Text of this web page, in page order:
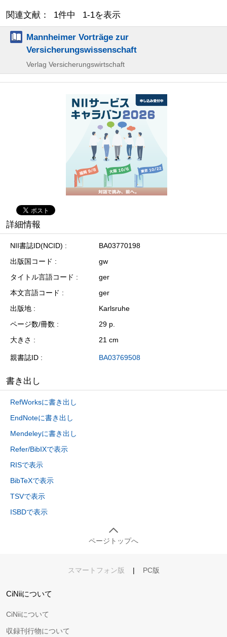
関連文献： 1件中 1-1を表示
Mannheimer Vorträge zur
Versicherungswissenschaft
Verlag Versicherungswirtschaft
詳細情報
NII書誌ID(NCID)
BA03770198
出版国コード
gw
タイトル言語コード
ger
本文言語コード
ger
出版地
Karlsruhe
ページ数/冊数
29 p.
大きさ
21 cm
親書誌ID BA03769508
書き出し
RefWorksに書き出し
EndNoteに書き出し
Mendeleyに書き出し
Refer/BibIXで表示
RISで表示
BibTeXで表示
TSVで表示
ISBDで表示
ページトップへ
スマートフォン版 | PC版
CiNiiについて
CiNiiについて
収録刊行物について